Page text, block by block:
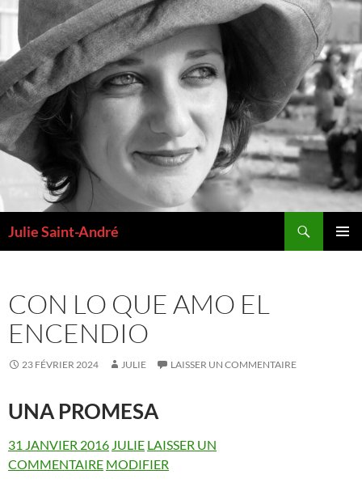
Aller
contenu
Julie Saint-André
CON LO QUE AMO EL
ENCENDIO
23 FÉVRIER 2024 JULIE LAISSER UN COMMENTAIRE
UNA PROMESA
31 JANVIER 2016 JULIE LAISSER UN
COMMENTAIRE MODIFIER